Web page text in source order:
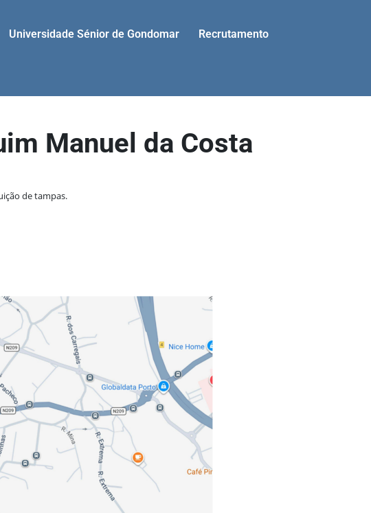
Universidade Sénior de Gondomar Recrutamento
Manuel da Costa
de tampas.